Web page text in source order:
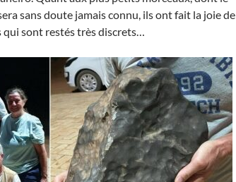
sans doute jamais connu, ils ont fait la joie de
qui sont restés très discrets…